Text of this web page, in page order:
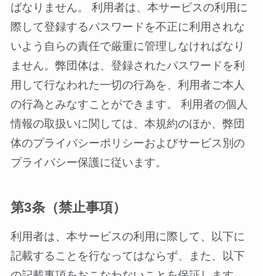
ばなりません。 利用者は、本サービスの利用に
際して登録するパスワードを不正に利用されな
いよう自らの責任で厳重に管理しなければなり
ません。弊団体は、登録されたパスワードを利
用して行なわれた一切の行為を、利用者ご本人
の行為とみなすことができます。 利用者の個人
情報の取扱いに関しては、本規約のほか、弊団
体のプライバシーポリシーおよびサービス別の
プライバシー保護に従います。
第3条（禁止事項）
利用者は、本サービスの利用に際して、以下に
記載することを行なってはならず、また、以下